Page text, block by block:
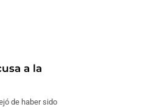
a la
de haber sido